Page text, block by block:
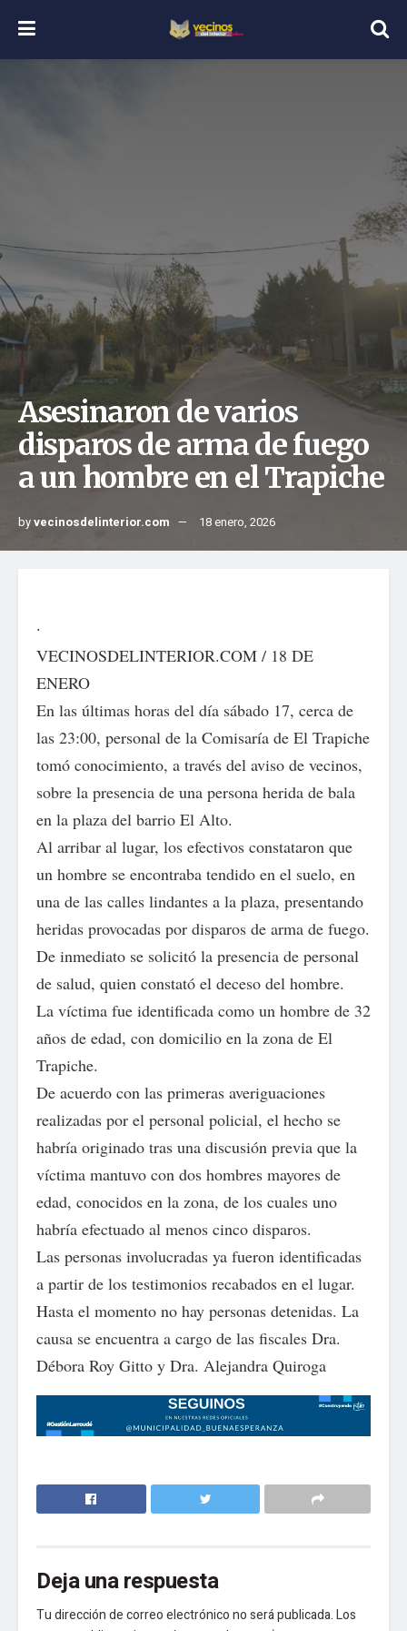
Asesinaron de varios
disparos de arma de fuego
a un hombre en el Trapiche
byvecinosdelinterior.com 18 enero, 2026
·
VECINOSDELINTERIOR.COM / 18 DE
ENERO
En las últimas horas del día sábado 17, cerca de
las 23:00, personal de la Comisaría de El Trapiche
tomó conocimiento, a través del aviso de vecinos,
sobre la presencia de una persona herida de bala
en la plaza del barrio El Alto.
Al arribar al lugar, los efectivos constataron que
un hombre se encontraba tendido en el suelo, en
una de las calles lindantes a la plaza, presentando
heridas provocadas por disparos de arma de fuego.
De inmediato se solicitó la presencia de personal
de salud, quien constató el deceso del hombre.
La víctima fue identificada como un hombre de 32
años de edad, con domicilio en la zona de El
Trapiche.
De acuerdo con las primeras averiguaciones
realizadas por el personal policial, el hecho se
habría originado tras una discusión previa que la
víctima mantuvo con dos hombres mayores de
edad, conocidos en la zona, de los cuales uno
habría efectuado al menos cinco disparos.
Las personas involucradas ya fueron identificadas
a partir de los testimonios recabados en el lugar.
Hasta el momento no hay personas detenidas. La
causa se encuentra a cargo de las fiscales Dra.
Débora Roy Gitto y Dra. Alejandra Quiroga
Deja una respuesta
Tu dirección de correo electrónico no será publicada.Los